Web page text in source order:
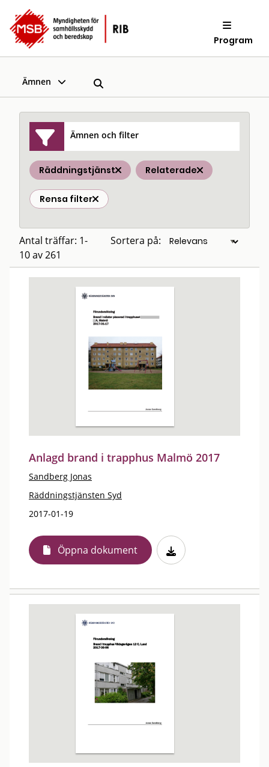
Program
Ämnen
Ämnen och filter
Räddningstjänst Relaterade
Rensa filter
Antal träffar: 1-
10 av 261
Sortera på:
Anlagd brand i trapphus Malmö 2017
Sandberg Jonas
Räddningstjänsten Syd
2017-01-19
Öppna dokument